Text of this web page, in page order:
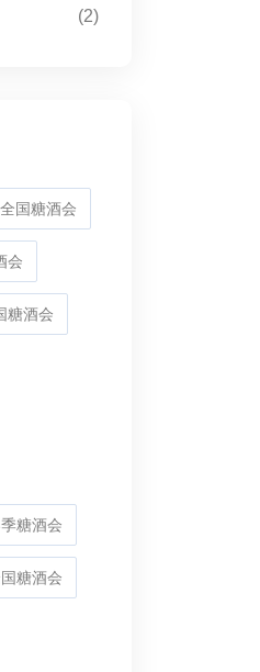
(2)
全国糖酒会
会
糖酒会
糖酒会
糖酒会